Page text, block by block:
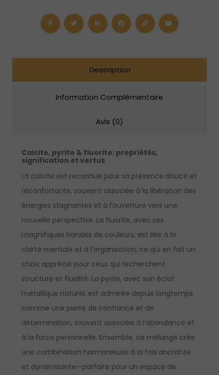
Description
Information Complémentaire
Avis (0)
Calcite, pyrite & fluorite: propriétés,
signification et vertus
La calcite est reconnue pour sa présence douce et
réconfortante, souvent associée à la libération des
énergies stagnantes et à l’ouverture vers une
nouvelle perspective. La fluorite, avec ses
magnifiques bandes de couleurs, est liée à la
clarté mentale et à l’organisation, ce qui en fait un
choix apprécié pour ceux qui recherchent
structure et fluidité. La pyrite, avec son éclat
métallique naturel, est admirée depuis longtemps
comme une pierre de confiance et de
détermination, souvent associée à l’abondance et
à la force personnelle. Ensemble, ce mélange crée
une combinaison harmonieuse à la fois ancrante
et dynamisante—parfaite pour un espace de